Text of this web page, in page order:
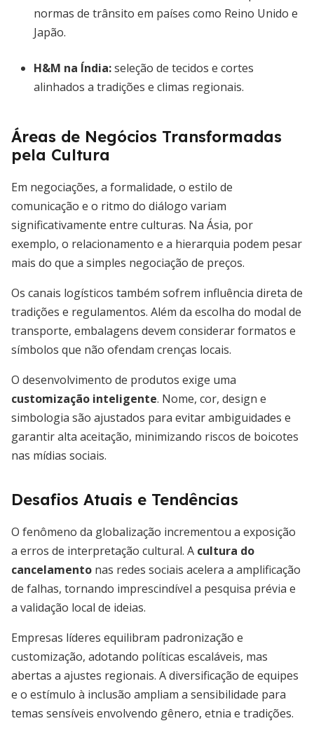
normas de trânsito em países como Reino Unido e
Japão.
H&M na Índia:seleção de tecidos e cortes
alinhados a tradições e climas regionais.
Áreas de Negócios Transformadas
pela Cultura
Em negociações, a formalidade, o estilo de
comunicação e o ritmo do diálogo variam
significativamente entre culturas. Na Ásia, por
exemplo, o relacionamento e a hierarquia podem pesar
mais do que a simples negociação de preços.
Os canais logísticos também sofrem influência direta de
tradições e regulamentos. Além da escolha do modal de
transporte, embalagens devem considerar formatos e
símbolos que não ofendam crenças locais.
O desenvolvimento de produtos exige uma
customização inteligente. Nome, cor, design e
simbologia são ajustados para evitar ambiguidades e
garantir alta aceitação, minimizando riscos de boicotes
nas mídias sociais.
Desafios Atuais e Tendências
O fenômeno da globalização incrementou a exposição
a erros de interpretação cultural. A cultura do
cancelamento nas redes sociais acelera a amplificação
de falhas, tornando imprescindível a pesquisa prévia e
a validação local de ideias.
Empresas líderes equilibram padronização e
customização, adotando políticas escaláveis, mas
abertas a ajustes regionais. A diversificação de equipes
e o estímulo à inclusão ampliam a sensibilidade para
temas sensíveis envolvendo gênero, etnia e tradições.